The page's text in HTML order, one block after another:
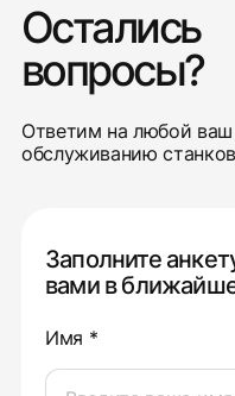
Остались
вопросы?
Ответим на любой ваш
обслуживанию
Заполните
вами в
Имя *